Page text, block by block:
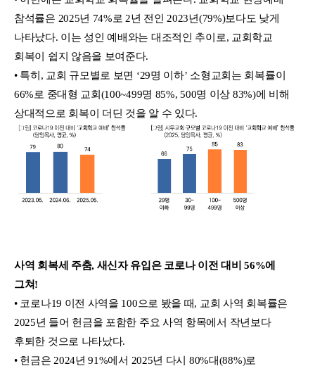
참석률은 2025년 74%로 2년 전인 2023년(79%)보다도 낮게
나타났다. 이는 성인 예배와는 대조적인 추이로, 교회학교
회복이 쉽지 않음을 보여준다.
• 특히, 교회 규모별로 보면 ‘29명 이하’ 소형교회는 회복률이
66%로 중대형 교회(100~499명 85%, 500명 이상 83%)에 비해
상대적으로 회복이 더딘 것을 알 수 있다.
사역 회복세 주춤, 새신자 유입은 코로나 이전 대비 56%에
그쳐!
• 코로나19 이전 사역을 100으로 봤을 때, 교회 사역 회복률은
2025년 들어 헌금을 포함한 주요 사역 항목에서 작년보다
후퇴한 것으로 나타났다.
• 헌금은 2024년 91%에서 2025년 다시 80%대(88%)로